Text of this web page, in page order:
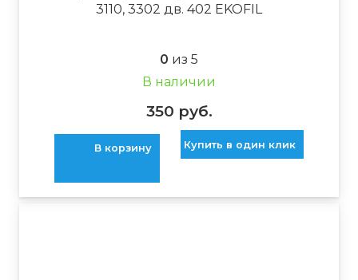
3110, 3302 дв. 402 EKOFIL
0 из 5
В наличии
350 руб.
В корзину Купить в один клик